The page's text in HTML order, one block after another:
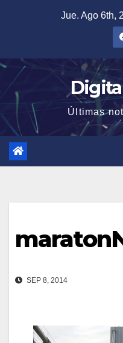
Jue. Ago 6th,
Últimas
SEP 8, 2014